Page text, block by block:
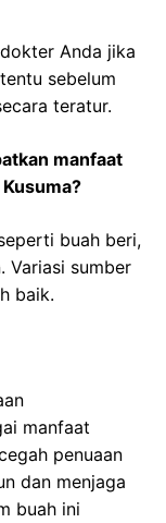
Anda jika
sebelum
teratur.
manfaat
buah beri,
Variasi sumber
baik.
manfaat
penuaan
dan menjaga
buah ini